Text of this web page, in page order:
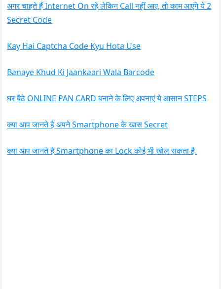
अगर चाहते हैं Internet On रहे लेकिन Call नहीं आए, तो काम आएंगे ये 2
Secret Code
Kay Hai Captcha Code Kyu Hota Use
Banaye Khud Ki Jaankaari Wala Barcode
घर बैठे ONLINE PAN CARD बनाने के लिए अपनाएं ये आसान STEPS
क्या आप जानते है अपने Smartphone के खास Secret
क्या आप जानते है Smartphone का Lock कोई भी खोल सकता है.